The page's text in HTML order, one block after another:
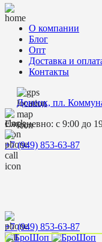
О компании
Блог
Опт
Доставка и
Контакты
Донецк, пл.
Ежедневно: с 9:00 до
+7 (949) 853-63-87
+7 (949) 853-63-87